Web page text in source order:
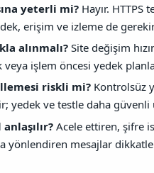
yeterli mi? Hayır. HTTPS
erişim ve izleme de
alınmalı? Site değişim
işlem öncesi yedek
riskli mi? Kontrolsüz
yedek ve testle daha güvenli
Acele ettiren, şifre
yönlendiren mesajlar